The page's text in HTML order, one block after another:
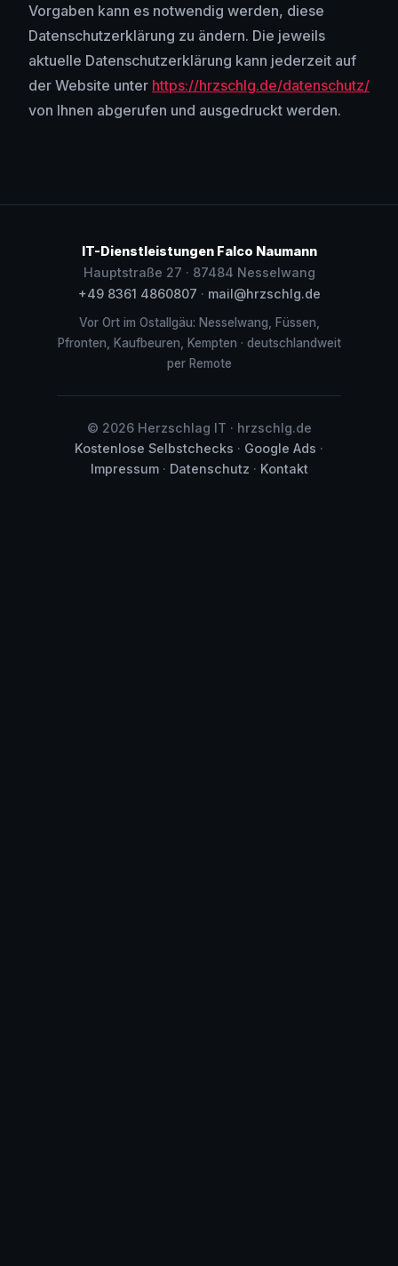
Vorgaben kann es notwendig werden, diese
Datenschutzerklärung zu ändern. Die jeweils
aktuelle Datenschutzerklärung kann jederzeit auf
der Website unter https://hrzschlg.de/datenschutz/
von Ihnen abgerufen und ausgedruckt werden.
IT-Dienstleistungen Falco Naumann
Hauptstraße 27 · 87484 Nesselwang
+49 8361 4860807 · mail@hrzschlg.de
Vor Ort im Ostallgäu: Nesselwang, Füssen,
Pfronten, Kaufbeuren, Kempten · deutschlandweit
per Remote
© 2026Herzschlag IT · hrzschlg.de
Kostenlose Selbstchecks · Google Ads ·
Impressum· Datenschutz · Kontakt